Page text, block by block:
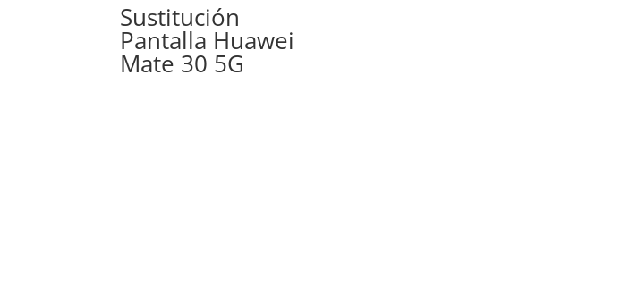
Sustitución
Pantalla Huawei
Mate 30 5G